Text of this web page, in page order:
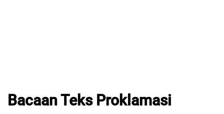
Bacaan Teks Proklamasi